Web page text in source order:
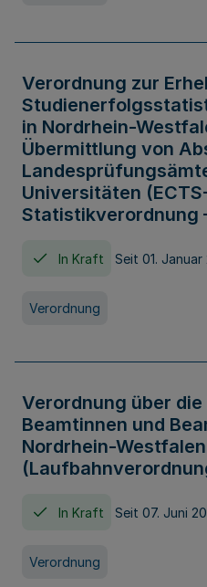
Verordnung zur
in Nordrhein-
Übermittlung von
Universitäten
Statistikverordnung
In Kraft Seit 01. Januar
Verordnung
Verordnung über
Beamtinnen und
Nordrhein-Westfalen
In Kraft Seit 07. Juni
Verordnung